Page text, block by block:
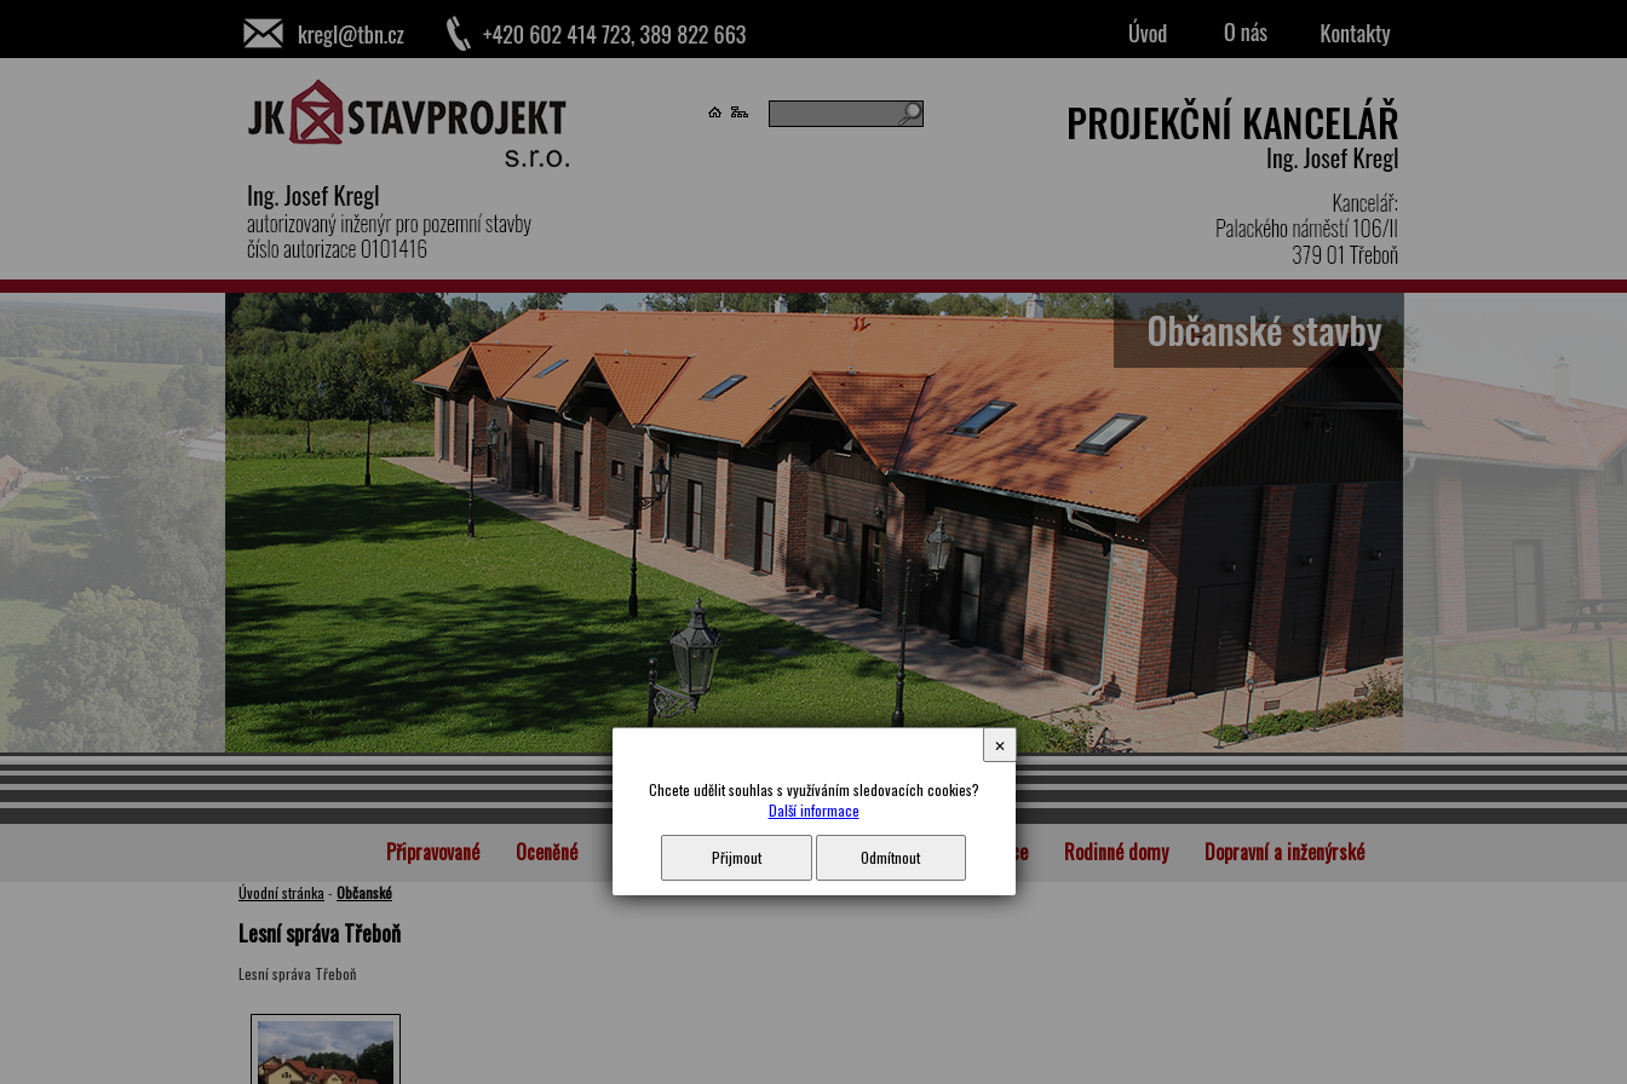
Připravované Oceněné Bytové Průmyslové Rekonstrukce Rodinné domy Dopravní a inženýrské
Úvodní stránka - Občanské
Lesní správa Třeboň
Lesní správa Třeboň
Chcete udělit souhlas s využíváním sledovacích cookies?
Další informace
Přijmout Odmítnout
✕